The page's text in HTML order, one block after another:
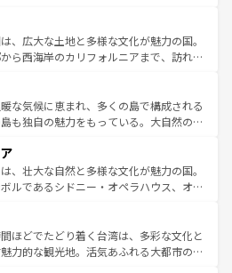
てほしい。
残る町や、スイスならではのユニークな
ルプス観光だけでなく町歩きも満喫する
民の所得が高いため物価も高いが、旅行
観光を楽しむこともできる。 なお、新
コンテンツ一覧 を参照してほしい。
、広大な土地と多様な文化が魅力の国。
ら西海岸のカリフォルニアまで、訪れる
は、観光、ショッピング、エンターテイ
た刺激的なスポットだ。一方、アメリカ
広がり、グランドキャニオンやイエロー
ンズでは、音楽と美食が融合した独特の
者はアメリカの各地域で異なる魅力を楽
多様性と豊かな歴史を感じることができ
ルだ。 なお、新着のアメリカ
一覧を参照してほしい。
な気候に恵まれ、多くの島で構成される
も独自の魅力をもっている。大自然の神
い。また、定番の観光地といえばオアフ
然を求めるならマウイ島やカウアイ島が
ルドグリーンに輝く海をはじめ、豊かな
心で訪れる人々を迎えてくれるハワイの
ーカルフードやハワイアンミュージッ
ダンスなど、すべてがハワイの魅力を彩
、壮大な自然と多様な文化が魅力の国。
ルであるシドニー・オペラハウス、オー
中央部にそびえるウルル（エアーズロッ
の美しい原生林やケアンズの熱帯雨林な
くさん。また、カフェやワイン、オージ
ほどでたどり着く台湾は、多彩な文化と
力的な観光地。活気あふれる大都市の台